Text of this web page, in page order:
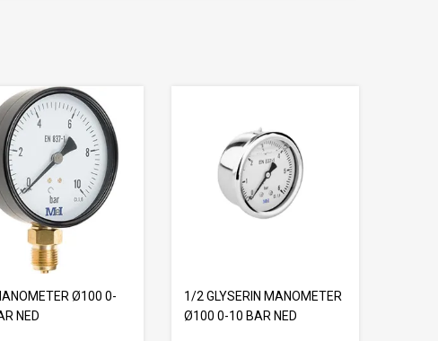
Ø100 0-
NED
1/2 GLYSERIN MANOMETER
Ø100 0-10 BAR NED